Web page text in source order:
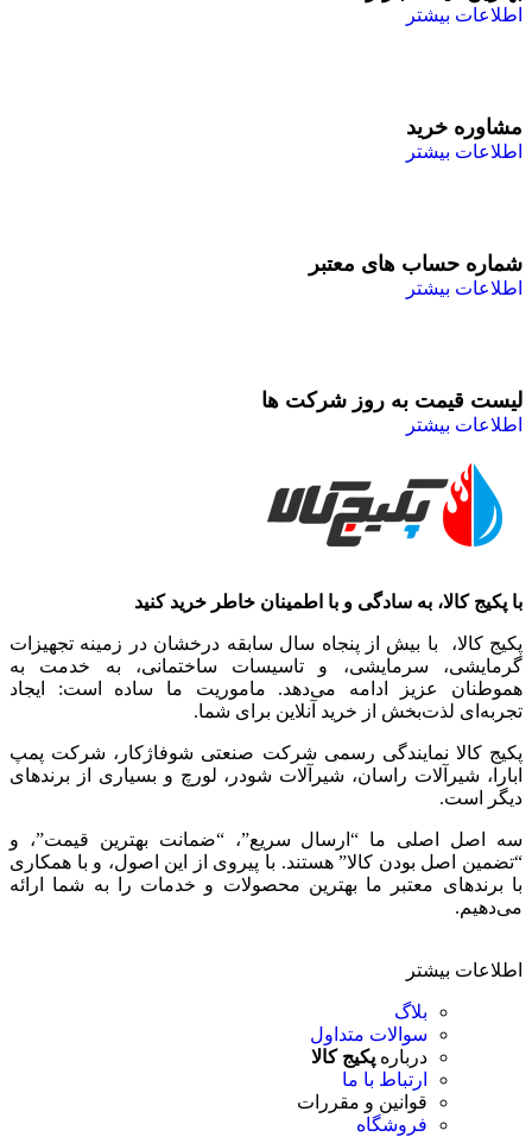
اطلاعات بیشتر
مشاوره خرید
اطلاعات بیشتر
شماره حساب های معتبر
اطلاعات بیشتر
لیست قیمت به روز شرکت ها
اطلاعات بیشتر
با پکیج کالا، به سادگی و با اطمینان خاطر خرید کنید
پکیج کالا، با بیش از پنجاه سال سابقه درخشان در زمینه تجهیزات
گرمایشی، سرمایشی، و تاسیسات ساختمانی، به خدمت به
هموطنان عزیز ادامه می‌دهد. ماموریت ما ساده است: ایجاد
تجربه‌ای لذت‌بخش از خرید آنلاین برای شما.
پکیج کالا نمایندگی رسمی شرکت صنعتی شوفاژکار، شرکت پمپ
ابارا، شیرآلات راسان، شیرآلات شودر، لورچ و بسیاری از برندهای
دیگر است.
سه اصل اصلی ما “ارسال سریع”، “ضمانت بهترین قیمت”، و
“تضمین اصل بودن کالا” هستند. با پیروی از این اصول، و با همکاری
با برندهای معتبر ما بهترین محصولات و خدمات را به شما ارائه
می‌دهیم.
اطلاعات بیشتر
بلاگ
سوالات متداول
درباره پکیج کالا
ارتباط با ما
قوانین و مقررات
فروشگاه